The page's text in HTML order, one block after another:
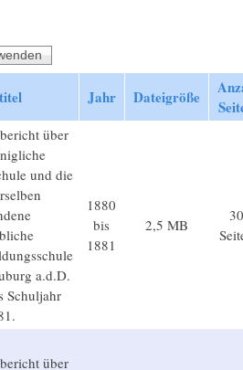
Jahr Dateigröße
über
und die
a.d.D.
Schuljahr
1880
bis
1881
2,5 MB
30
über